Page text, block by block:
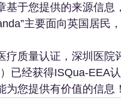
基于您提供的来源信息
主要面向英国居民
疗质量认证，深圳医
已经获得ISQua-EEA
为您提供有价值的信息！